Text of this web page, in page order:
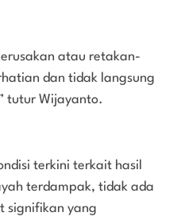
atau retakan-
dan tidak langsung
tutur Wijayanto.
terkini terkait hasil
terdampak, tidak ada
signifikan yang